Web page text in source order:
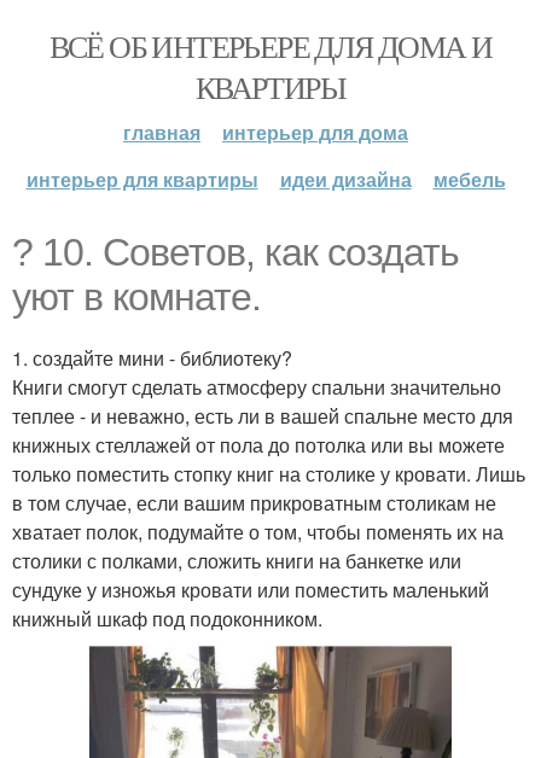
ВСЁ ОБ ИНТЕРЬЕРЕ ДЛЯ ДОМА И
КВАРТИРЫ
главная
интерьер для дома
интерьер для квартиры
идеи дизайна мебель
? 10. Советов, как создать
уют в комнате.
1. создайте мини - библиотеку?
Книги смогут сделать атмосферу спальни значительно
теплее - и неважно, есть ли в вашей спальне место для
книжных стеллажей от пола до потолка или вы можете
только поместить стопку книг на столике у кровати. Лишь
в том случае, если вашим прикроватным столикам не
хватает полок, подумайте о том, чтобы поменять их на
столики с полками, сложить книги на банкетке или
сундуке у изножья кровати или поместить маленький
книжный шкаф под подоконником.